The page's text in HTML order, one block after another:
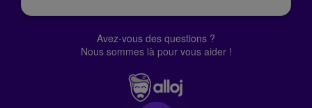
Avez-vous des questions ?
Nous sommes là pour vous aider !